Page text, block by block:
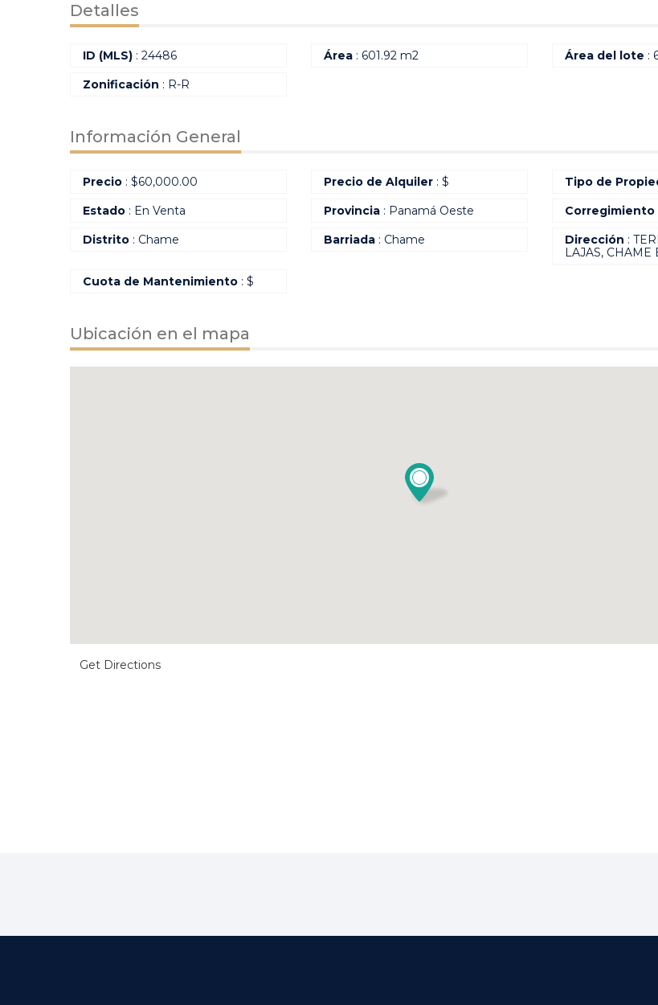
Detalles
ID (MLS) : 24486 Área: 601.92 m2 Área del lote :
Zonificación : R-R
Información General
Precio : $60,000.00 Precio de Alquiler: $ Tipo de
Estado : En Venta Provincia: Panamá Oeste Corregimiento
Distrito : Chame Barriada: Chame Dirección :
LAJAS, CHAME
Cuota de Mantenimiento : $
Ubicación en el mapa
Get Directions